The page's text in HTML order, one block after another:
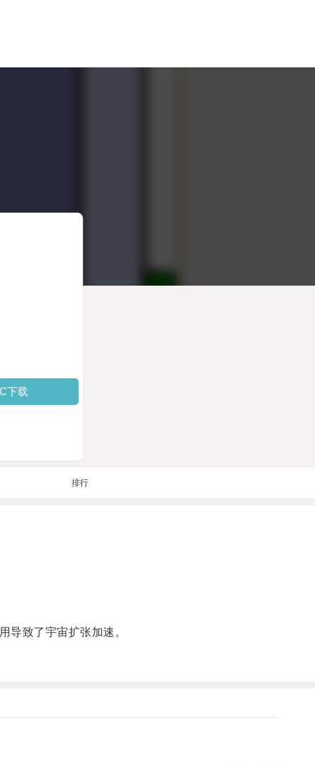
下载
排行
致了宇宙扩张加速。